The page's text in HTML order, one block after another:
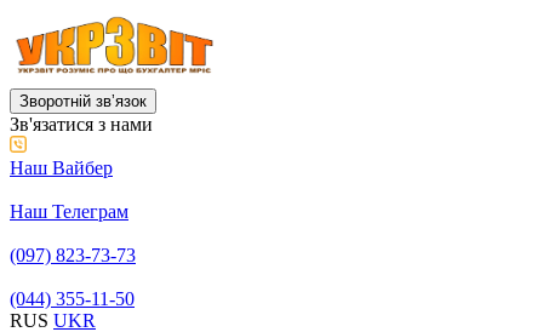
Зворотній звʼязок
Зв'язатися з нами
Наш Вайбер
Наш Телеграм
(097) 823-73-73
(044) 355-11-50
RUS UKR